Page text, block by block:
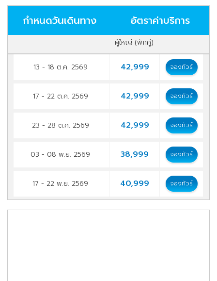
กำหนดวันเดินทาง อัตราค่าบริการ
ผู้ใหญ่ (พักคู่)
13 - 18 ต.ค. 2569 42,999 จองทัวร์
17 - 22 ต.ค. 2569 42,999 จองทัวร์
23 - 28 ต.ค. 2569 42,999 จองทัวร์
03 - 08 พ.ย. 2569 38,999 จองทัวร์
17 - 22 พ.ย. 2569 40,999 จองทัวร์
05 - 10 ธ.ค. 2569 46,999 จองทัวร์